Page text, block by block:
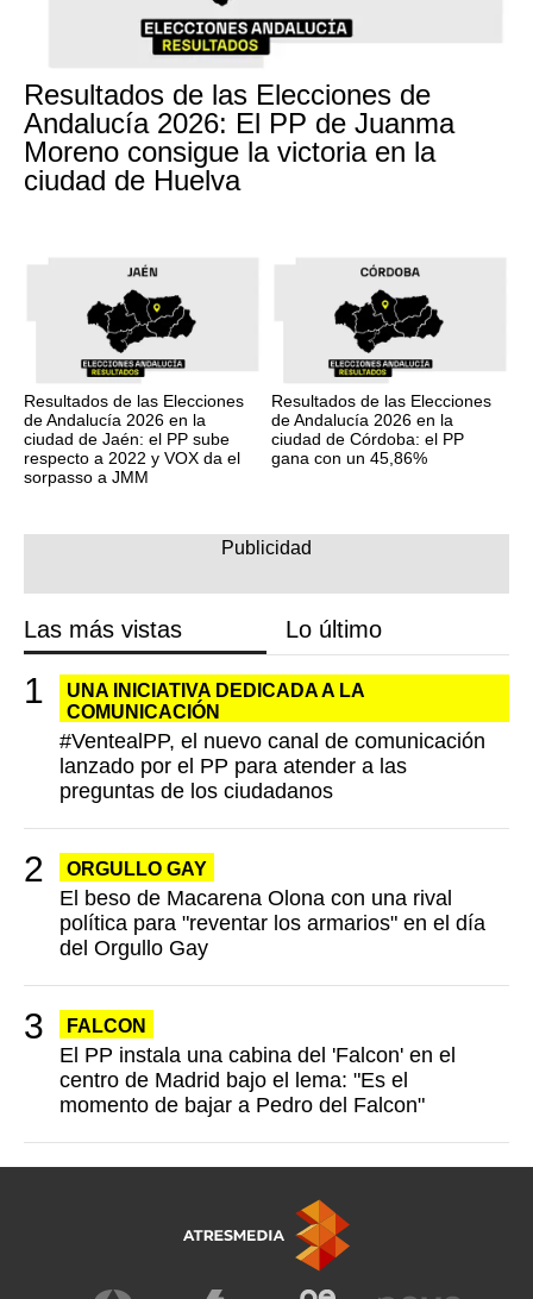
Resultados de las Elecciones de
Andalucía 2026: El PP de Juanma
Moreno consigue la victoria en la
ciudad de Huelva
Resultados de las Elecciones
de Andalucía 2026 en la
ciudad de Jaén: el PP sube
respecto a 2022 y VOX da el
sorpasso a JMM
Resultados de las Elecciones
de Andalucía 2026 en la
ciudad de Córdoba: el PP
gana con un 45,86%
Las más vistas Lo último
UNA INICIATIVA DEDICADA A LA
COMUNICACIÓN
#VentealPP, el nuevo canal de comunicación
lanzado por el PP para atender a las
preguntas de los ciudadanos
ORGULLO GAY
El beso de Macarena Olona con una rival
política para "reventar los armarios" en el día
del Orgullo Gay
FALCON
El PP instala una cabina del 'Falcon' en el
centro de Madrid bajo el lema: "Es el
momento de bajar a Pedro del Falcon"